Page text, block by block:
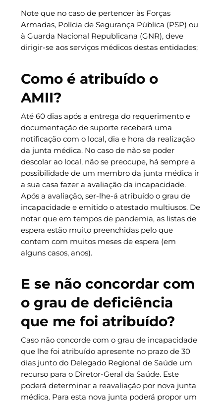
Note que no caso de pertencer às Forças
Armadas, Polícia de Segurança Pública (PSP) ou
à Guarda Nacional Republicana (GNR), deve
dirigir-se aos serviços médicos destas entidades;
Como é atribuído o
AMII?
Até 60 dias após a entrega do requerimento e
documentação de suporte receberá uma
notificação com o local, dia e hora da realização
da junta médica. No caso de não se poder
descolar ao local, não se preocupe, há sempre a
possibilidade de um membro da junta médica ir
a sua casa fazer a avaliação da incapacidade.
Após a avaliação, ser-lhe-á atribuído o grau de
incapacidade e emitido o atestado multiusos. De
notar que em tempos de pandemia, as listas de
espera estão muito preenchidas pelo que
contem com muitos meses de espera (em
alguns casos, anos).
E se não concordar com
o grau de deficiência
que me foi atribuído?
Caso não concorde com o grau de incapacidade
que lhe foi atribuído apresente no prazo de 30
dias junto do Delegado Regional de Saúde um
recurso para o Diretor-Geral da Saúde. Este
poderá determinar a reavaliação por nova junta
médica. Para esta nova junta poderá propor um